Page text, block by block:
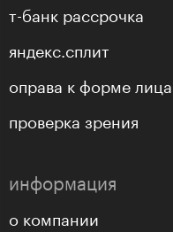
т-банк рассрочка
яндекс.сплит
оправа к форме лица
проверка зрения
информация
о компании